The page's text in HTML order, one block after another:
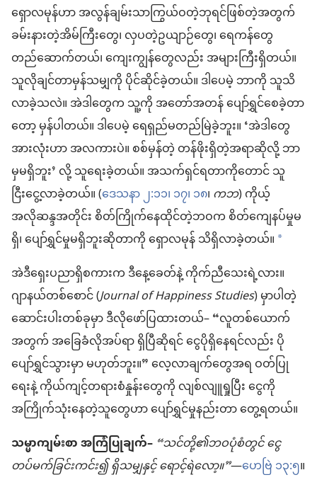
ရှောလမုန်ဟာ အလွန်ချမ်းသာကြွယ်ဝတဲ့ဘုရင်ဖြစ်တဲ့အတွက်
ခမ်းနားတဲ့အိမ်ကြီးတွေ၊ လှပတဲ့ဥယျာဉ်တွေ၊ ရေကန်တွေ
တည်ဆောက်တယ်၊ ကျေးကျွန်တွေလည်း အများကြီးရှိတယ်။
သူလိုချင်တာမှန်သမျှကို ပိုင်ဆိုင်ခဲ့တယ်။ ဒါပေမဲ့ ဘာကို သူသိ
လာခဲ့သလဲ။ အဲဒါတွေက သူ့ကို အတော်အတန် ပျော်ရွှင်စေခဲ့တာ
တော့ မှန်ပါတယ်။ ဒါပေမဲ့ ရေရှည်မတည်မြဲခဲ့ဘူး။ ‘အဲဒါတွေ
အားလုံးဟာ အလကားပဲ။ စစ်မှန်တဲ့ တန်ဖိုးရှိတဲ့အရာဆိုလို့ ဘာ
မှမရှိဘူး’ လို့ သူရေးခဲ့တယ်။ အသက်ရှင်ရတာကိုတောင် သူ
ငြီးငွေ့လာခဲ့တယ်။ (ဒေသနာ ၂:၁၁၊၁၇၊ ၁၈၊ကဘ) ကိုယ့်
အလိုဆန္ဒအတိုင်း စိတ်ကြိုက်နေထိုင်တဲ့ဘဝက စိတ်ကျေနပ်မှုမ
ရှိ၊ ပျော်ရွှင်မှုမရှိဘူးဆိုတာကို ရှောလမုန် သိရှိလာခဲ့တယ်။ *
အဲဒီရှေးပညာရှိစကားက ဒီနေ့ခေတ်နဲ့ ကိုက်ညီသေးရဲ့လား။
ဂျာနယ်တစ်စောင် (Journal of Happiness Studies) မှာပါတဲ့
ဆောင်းပါးတစ်ခုမှာ ဒီလိုဖော်ပြထားတယ်– “လူတစ်ယောက်
အတွက် အခြေခံလိုအပ်ရာ ရှိပြီဆိုရင် ငွေပိုရှိနေရင်လည်း ပို
ပျော်ရွှင်သွားမှာ မဟုတ်ဘူး။” လေ့လာချက်တွေအရ ဝတ်ပြု
ရေးနဲ့ ကိုယ်ကျင့်တရားစံနှုန်းတွေကို လျစ်လျူရှုပြီး ငွေကို
အကြိုက်သုံးနေတဲ့သူတွေဟာ ပျော်ရွှင်မှုနည်းတာ တွေ့ရတယ်။
သမ္မာကျမ်းစာ အကြံပြုချက်– “သင်တို့၏ဘဝပုံစံတွင် ငွေ
တပ်မက်ခြင်းကင်း၍ ရှိသမျှနှင့် ရောင့်ရဲလော့။”—ဟေဗြဲ ၁၃:၅။